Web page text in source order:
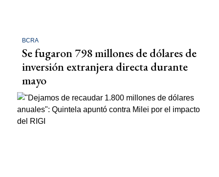
BCRA
Se fugaron 798 millones de dólares de
inversión extranjera directa durante
mayo